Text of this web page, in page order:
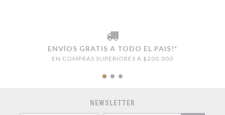
ENVÍOS GRATIS A TODO EL PAIS!*
EN COMPRAS SUPERIORES A $200.000
NEWSLETTER